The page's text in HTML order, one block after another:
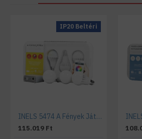
IP20 Beltéri
INELS 5474 A Fények Játéka Szett
115.019 Ft